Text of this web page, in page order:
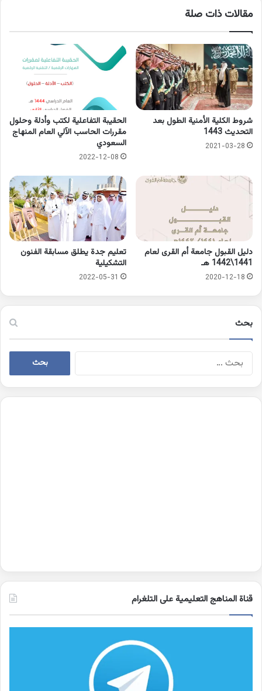
مقالات ذات صلة
شروط الكلية الأمنية الطول بعد
التحديث 1443
2021-03-28
الحقيبة التفاعلية لكتب وأدلة وحلول
مقررات الحاسب الآلي العام المنهاج
السعودي
2022-12-08
دليل القبول جامعة أم القرى لعام
1441\1442 هـ
2020-12-18
تعليم جدة يطلق مسابقة الفنون
التشكيلية
2022-05-31
بحث
البحث
قناة المناهج التعليمية على التلغرام